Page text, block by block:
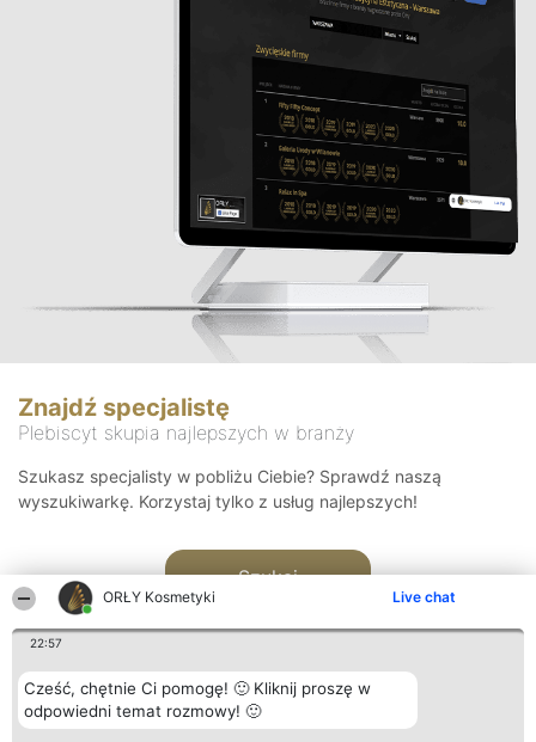
ORŁY Kosmetyki Live chat
22:57
Cześć, chętnie Ci pomogę! 🙂 Kliknij proszę w
odpowiedni temat rozmowy! 🙂
Znajdź specjalistę
Plebiscyt skupia najlepszych w branży
Szukasz specjalisty w pobliżu Ciebie? Sprawdź naszą
wyszukiwarkę. Korzystaj tylko z usług najlepszych!
Szukaj